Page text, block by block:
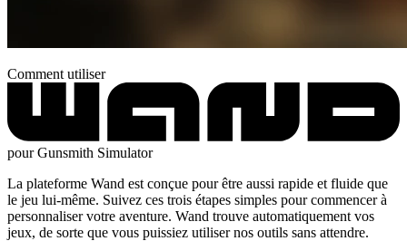
Comment utiliser
pour Gunsmith Simulator
La plateforme Wand est conçue pour être aussi rapide et fluide que
le jeu lui-même. Suivez ces trois étapes simples pour commencer à
personnaliser votre aventure. Wand trouve automatiquement vos
jeux, de sorte que vous puissiez utiliser nos outils sans attendre.